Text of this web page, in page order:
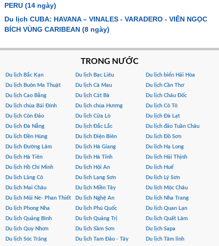
PERU (14 ngày)
Du lịch CUBA: HAVANA – VINALES - VARADERO - VIÊN NGỌC
BÍCH VÙNG CARIBEAN (8 ngày)
TRONG NƯỚC
Du lịch Bắc Kạn Du lịch Bạc Liêu
Du lịch biển Hải Hòa
Du lịch Buôn Ma Thuật
Du lịch Cà Mau
Du lịch Cần Thơ
Du lịch Cao Bằng
Du lịch Cát Bà
Du lịch Châu Đốc
Du lịch chùa Bái Đính
Du lịch chùa Hương
Du lịch Cô Tô
Du lịch Côn Đảo
Du lịch Cửa Lò
Du lịch Đà Lạt
Du lịch Đà Nẵng
Du lịch Đắc Lắc
Du lịch đảo Tuần Châu
Du lịch Đền Hùng
Du lịch Điện Biên
Du lịch Đồ Sơn
Du lịch Đường Lâm
Du lịch Hà Giang
Du lịch Hạ Long
Du lịch Hà Tiên
Du lịch Hà Tĩnh
Du lịch Hải Thịnh
Du lịch Hồ Chí Minh
Du lịch Hội An
Du lịch Huế
Du lịch Lăng Cô
Du lịch Lạng Sơn
Du lịch Lý Sơn
Du lịch Mai Châu
Du lịch Miền Tây
Du lịch Mộc Châu
Du lịch Mũi Né- Phan Thiết
Du lịch Nghệ An
Du lịch Nha Trang
Du lịch Phong Nha
Du lịch Phú Quốc
Du lịch Quan Lạn
Du lịch Quảng Bình
Du lịch Quảng Trị
Du lịch Quất Lâm
Du lịch Quy Nhơn
Du lịch Sầm Sơn
Du lịch Sapa
Du lịch Sóc Trăng
Du lịch Tam Đảo - Tây
Du lịch Tâm linh